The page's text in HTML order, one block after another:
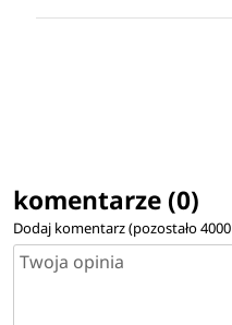
komentarze (0)
Dodaj komentarz (pozostało4000